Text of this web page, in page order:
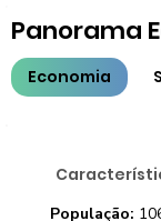
População:
Economia
Panorama